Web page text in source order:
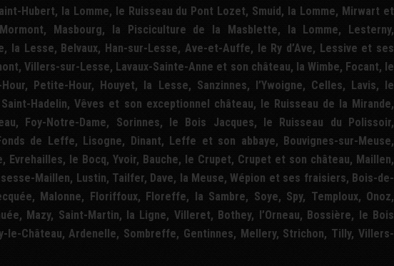
Hubert, la Lomme, le Ruisseau du Pont Lozet, Smuid, la Lomme, Mirwart et
Masbourg, la Pisciculture de la Masblette, la Lomme, Lesterny,
la Lesse, Belvaux, Han-sur-Lesse, Ave-et-Auffe, le Ry d’Ave, Lessive et ses
Villers-sur-Lesse, Lavaux-Sainte-Anne et son château, la Wimbe, Focant, le
Hour, Petite-Hour, Houyet, la Lesse, Sanzinnes, l’Ywoigne, Celles, Lavis, le
Hadelin, Vêves et son exceptionnel château, le Ruisseau de la Mirande,
Foy-Notre-Dame, Sorinnes, le Bois Jacques, le Ruisseau du Polissoir,
de Leffe, Lisogne, Dinant, Leffe et son abbaye, Bouvignes-sur-Meuse,
Evrehailles, le Bocq, Yvoir, Bauche, le Crupet, Crupet et son château, Maillen,
Maillen, Lustin, Tailfer, Dave, la Meuse, Wépion et ses fraisiers, Bois-de-
Malonne, Floriffoux, Floreffe, la Sambre, Soye, Spy, Temploux, Onoz,
Mazy, Saint-Martin, la Ligne, Villeret, Bothey, l’Orneau, Bossière, le Bois
le-Château, Ardenelle, Sombreffe, Gentinnes, Mellery, Strichon, Tilly, Villers-